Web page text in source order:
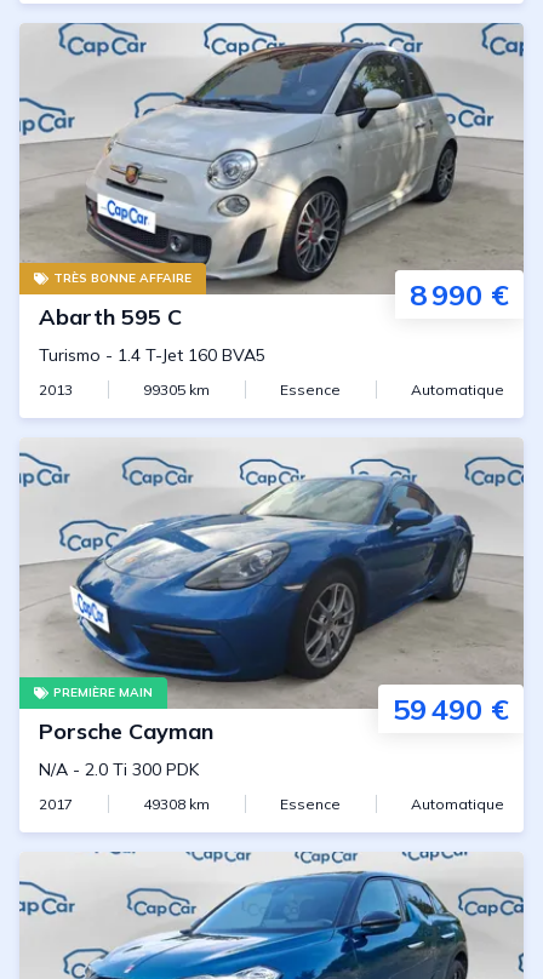
TRÈS BONNE AFFAIRE 8 990 €
Abarth 595 C
Turismo - 1.4 T-Jet 160 BVA5
2013 99305 km Essence Automatique
PREMIÈRE MAIN 59 490 €
Porsche Cayman
N/A - 2.0 Ti 300 PDK
2017 49308 km Essence Automatique